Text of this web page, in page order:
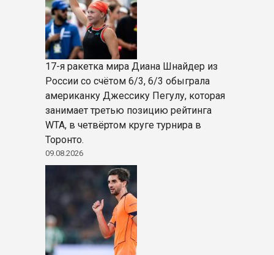
17-я ракетка мира Диана Шнайдер из
России со счётом 6/3, 6/3 обыграла
американку Джессику Пегулу, которая
занимает третью позицию рейтинга
WTA, в четвёртом круге турнира в
Торонто.
09.08.2026